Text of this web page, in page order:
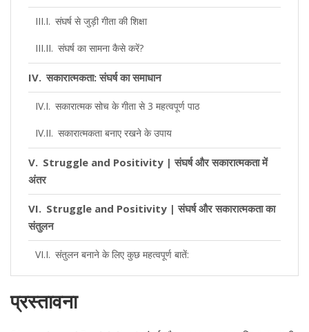
संघर्ष से जुड़ी गीता की शिक्षा
संघर्ष का सामना कैसे करें?
सकारात्मकता: संघर्ष का समाधान
सकारात्मक सोच के गीता से 3 महत्वपूर्ण पाठ
सकारात्मकता बनाए रखने के उपाय
Struggle and Positivity | संघर्ष और सकारात्मकता में
अंतर
Struggle and Positivity | संघर्ष और सकारात्मकता का
संतुलन
संतुलन बनाने के लिए कुछ महत्वपूर्ण बातें:
कहानियां
प्रस्तावना